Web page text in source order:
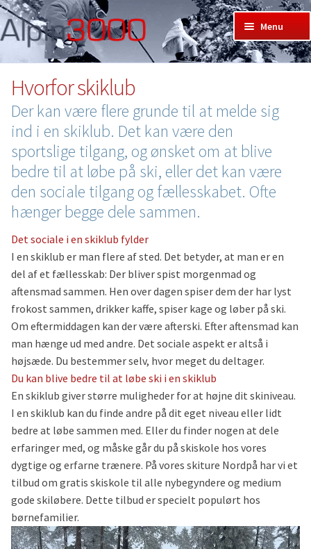
Spring
til
navigation
Spring
til
indhold
Menu
Skirejser hos Alpin3000
Events
Skiklub
Skiskole
Skisteder
Mine sider: (ved pil ned)
Log ind
Hvorfor skiklub
Der kan være flere grunde til at melde sig
ind i en skiklub. Det kan være den
sportslige tilgang, og ønsket om at blive
bedre til at løbe på ski, eller det kan være
den sociale tilgang og fællesskabet. Ofte
hænger begge dele sammen.
Det sociale i en skiklub fylder
I en skiklub er man flere af sted. Det betyder, at man er en
del af et fællesskab: Der bliver spist morgenmad og
aftensmad sammen. Hen over dagen spiser dem der har lyst
frokost sammen, drikker kaffe, spiser kage og løber på ski.
Om eftermiddagen kan der være afterski. Efter aftensmad kan
man hænge ud med andre. Det sociale aspekt er altså i
højsæde. Du bestemmer selv, hvor meget du deltager.
Du kan blive bedre til at løbe ski i en skiklub
En skiklub giver større muligheder for at højne dit skiniveau.
I en skiklub kan du finde andre på dit eget niveau eller lidt
bedre at løbe sammen med. Eller du finder nogen at dele
erfaringer med, og måske går du på skiskole hos vores
dygtige og erfarne trænere. På vores skiture Nordpå har vi et
tilbud om gratis skiskole til alle nybegyndere og medium
gode skiløbere. Dette tilbud er specielt populørt hos
børnefamilier.